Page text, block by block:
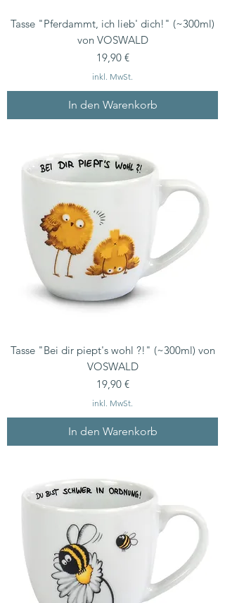
Tasse "Pferdammt, ich lieb' dich!" (~300ml)
von VOSWALD
Preis
19,90 €
inkl. MwSt.
In den Warenkorb
Tasse "Bei dir piept's wohl ?!" (~300ml) von
VOSWALD
Preis
19,90 €
inkl. MwSt.
In den Warenkorb